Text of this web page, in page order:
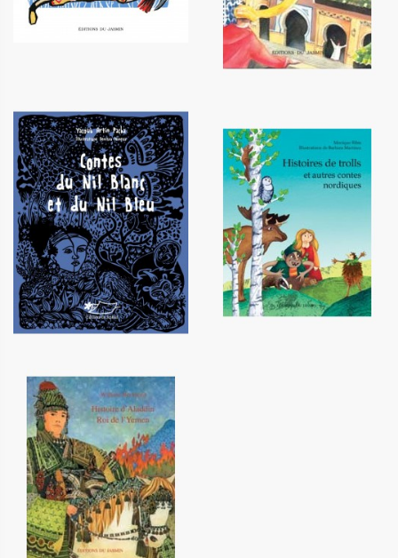
Contes du Nil Blanc et du Nil
Bleu
12,00 €
Histoires de trolls et autres
contes nordiques
12,20 €
Histoire d'Aladdin roi de l'Yemen
12,20 €